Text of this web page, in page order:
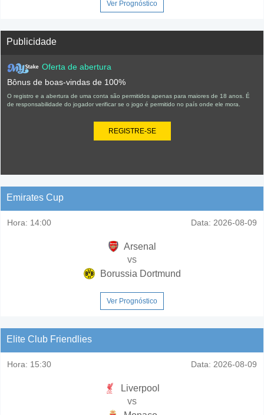
Ver Prognóstico
Publicidade
Oferta de abertura
Bônus de boas-vindas de 100%
O registro e a abertura de uma conta são permitidos apenas para maiores de 18 anos. É
de responsabilidade do jogador verificar se o jogo é permitido no país onde ele mora.
REGISTRE-SE
Emirates Cup
Hora: 14:00 Data: 2026-08-09
Arsenal
vs
Borussia Dortmund
Ver Prognóstico
Elite Club Friendlies
Hora: 15:30 Data: 2026-08-09
Liverpool
vs